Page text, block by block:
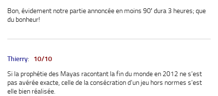
Bon, évidement notre partie annoncée en moins 90′ dura 3 heures; que
du bonheur!
Thierry: 10/10
Si la prophétie des Mayas racontant la fin du monde en 2012 ne s’est
pas avérée exacte, celle de la consécration d’un jeu hors normes s’est
elle bien réalisée.